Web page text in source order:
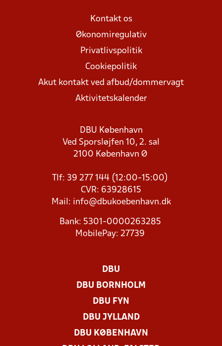
Kontakt os
Økonomiregulativ
Privatlivspolitik
Cookiepolitik
Akut kontakt ved afbud/dommervagt
Aktivitetskalender
DBU København
Ved Sporsløjfen 10, 2. sal
2100 København Ø
Tlf: 39 277 144 (12:00-15:00)
CVR: 63928615
Mail: info@dbukoebenhavn.dk
Bank: 5301-0000263285
MobilePay: 27739
DBU
DBU BORNHOLM
DBU FYN
DBU JYLLAND
DBU KØBENHAVN